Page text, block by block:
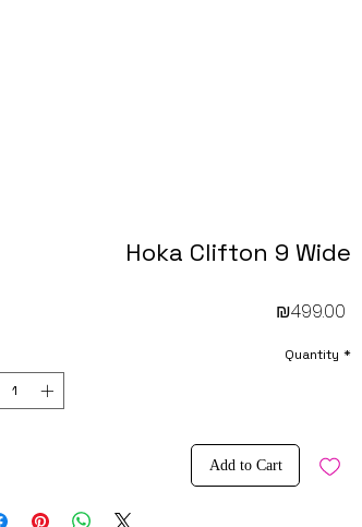
Hoka Clifton 9 Wide
₪499.00
Quantity *
Add to Cart